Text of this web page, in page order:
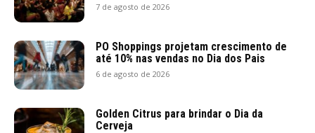
7 de agosto de 2026
PO Shoppings projetam crescimento de
até 10% nas vendas no Dia dos Pais
6 de agosto de 2026
Golden Citrus para brindar o Dia da
Cerveja